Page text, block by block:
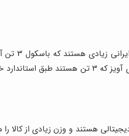
باسکول آویز 3 تن یکی
باسکول دیجیتال آویز 3 تن باید صفحه نمایش باسکول و تعداد لودسل های باسکول
هستند و وزن زیادی از کالا را